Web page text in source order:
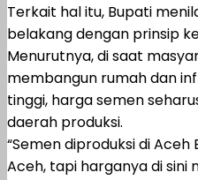
Terkait hal itu, Bupati
belakang dengan prinsip
Menurutnya, di saat
membangun rumah dan
tinggi, harga semen
daerah produksi.
“Semen diproduksi di
Aceh, tapi harganya di sini